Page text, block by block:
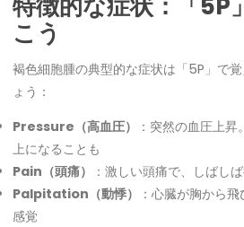
こう
褐色細胞腫の典型的な症状は「5P」で
ょう：
Pressure（高血圧）
：突然の血圧上
上になることも
Pain（頭痛）
：激しい頭痛で、しばし
Palpitation（動悸）
：心臓が胸から
感覚